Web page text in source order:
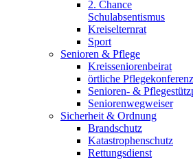
2. Chance
Schulabsentismus
Kreiselternrat
Sport
Senioren & Pflege
Kreisseniorenbeirat
örtliche Pflegekonferenz
Senioren- &
Seniorenwegweiser
Sicherheit & Ordnung
Brandschutz
Katastrophenschutz
Rettungsdienst